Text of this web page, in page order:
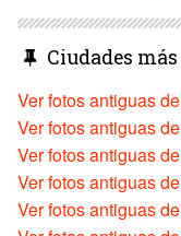
Ciudades
Ver fotos antiguas
Ver fotos antiguas
Ver fotos antiguas
Ver fotos antiguas
Ver fotos antiguas